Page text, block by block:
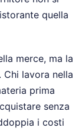
quella
merce, ma la
lavora nella
prima
senza
i costi